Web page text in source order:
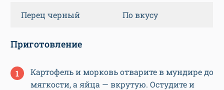
Перец черный По вкусу
Приготовление
Картофель и морковь отварите в мундире до
мягкости, а яйца — вкрутую. Остудите и